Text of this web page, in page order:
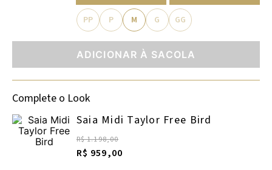
PP P M G GG
ADICIONAR À SACOLA
Complete o Look
Saia Midi Taylor Free Bird
R$ 1.198,00
R$ 959,00